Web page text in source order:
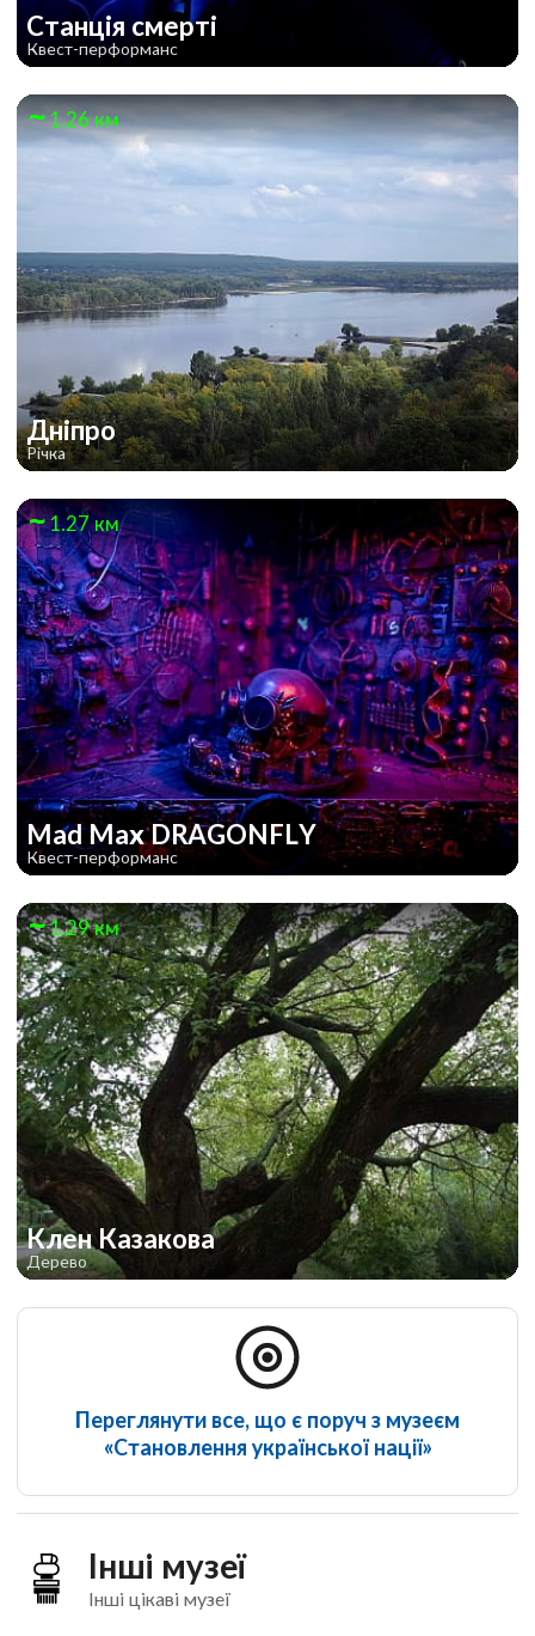
Станція смерті
Квест-перформанс
1.26 км
Дніпро
Річка
1.27 км
Mad Max DRAGONFLY
Квест-перформанс
1.29 км
Клен Казакова
Дерево
Переглянути все, що є поруч з музеєм
«Становлення української нації»
Інші музеї
Інші цікаві музеї